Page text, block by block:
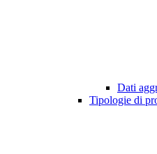
Dati
Tipologie di